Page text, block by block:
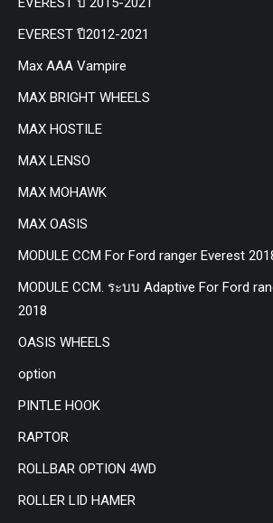
EVEREST ปี2012-2021
Max AAA Vampire
MAX BRIGHT WHEELS
MAX HOSTILE
MAX LENSO
MAX MOHAWK
MAX OASIS
MODULE CCM For Ford ranger Everest
MODULE CCM. ระบบ Adaptive For Ford
2018
OASIS WHEELS
option
PINTLE HOOK
RAPTOR
ROLLBAR OPTION 4WD
ROLLER LID HAMER